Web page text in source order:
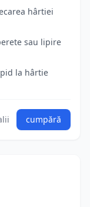
hârtiei
sau lipire
la hârtie
cumpără